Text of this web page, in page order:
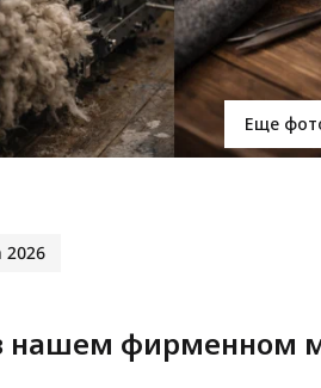
Еще
2026
фирменном